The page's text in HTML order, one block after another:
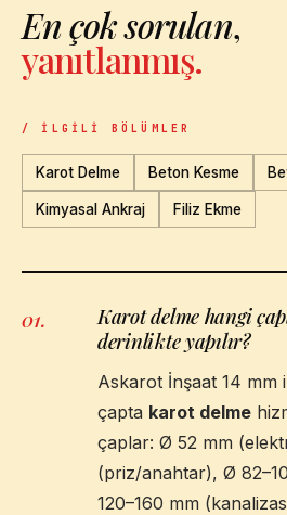
En çok sorulan,
yanıtlanmış.
/ İLGILI BÖLÜMLER
Karot Delme Beton Kesme
Kimyasal Ankraj Filiz Ekme
01.
Karot delme hangi
derinlikte yapılır?
Askarot İnşaat 14 mm
çapta karot delme
çaplar: Ø 52 mm
(priz/anahtar), Ø
120–160 mm